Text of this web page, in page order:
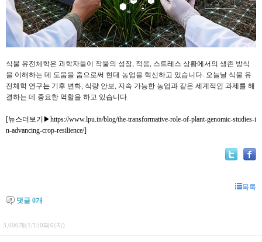
식물 유전체학은 과학자들이 작물의 성장, 적응, 스트레스 상황에서의 생존 방식
을 이해하는 데 도움을 줌으로써 현대 농업을 혁신하고 있습니다. 오늘날 식물 유
전체학 연구는 기후 변화, 식량 안보, 지속 가능한 농업과 같은 세계적인 과제를 해
결하는 데 중요한 역할을 하고 있습니다.
[뉴스더보기▶https://www.lpu.in/blog/the-transformative-role-of-plant-genomic-studies-i
n-advancing-crop-resilience/]
목록
댓글 0개
3,000개(1/150페이지)